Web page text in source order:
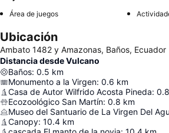
Área de juegos
Ubicación
Ambato 1482 y Amazonas, Baños, Ecuador
Distancia desde Vulcano
Baños: 0.5 km
Monumento a la Virgen: 0.6 km
Casa de Autor Wilfrido Acosta Pineda: 0.8
Ecozoológico San Martín: 0.8 km
Museo del Santuario de La Virgen Del
Canopy: 10.4 km